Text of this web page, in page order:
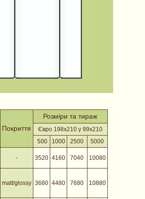
Покриття
Розміри та тираж
Євро 198х210 у 99х210
500
1000 2500
5000
- 3520 4160 7040 10080
matt/glossy 3680 4480 7680 10880